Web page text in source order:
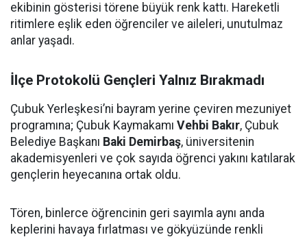
ekibinin gösterisi törene büyük renk kattı. Hareketli
ritimlere eşlik eden öğrenciler ve aileleri, unutulmaz
anlar yaşadı.
İlçe Protokolü Gençleri Yalnız Bırakmadı
Çubuk Yerleşkesi’ni bayram yerine çeviren mezuniyet
programına; Çubuk Kaymakamı Vehbi Bakır, Çubuk
Belediye Başkanı Baki Demirbaş, üniversitenin
akademisyenleri ve çok sayıda öğrenci yakını katılarak
gençlerin heyecanına ortak oldu.
Tören, binlerce öğrencinin geri sayımla aynı anda
keplerini havaya fırlatması ve gökyüzünde renkli